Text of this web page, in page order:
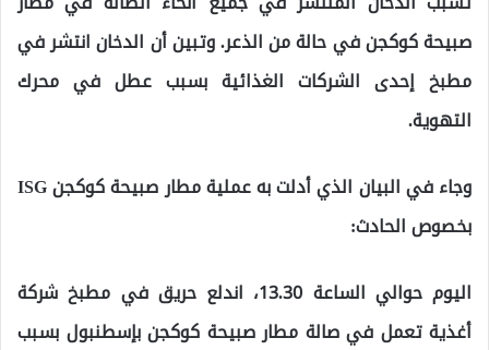
صبيحة كوكجن في حالة من الذعر. وتبين أن الدخان انتشر في
مطبخ إحدى الشركات الغذائية بسبب عطل في محرك
التهوية.
وجاء في البيان الذي أدلت به عملية مطار صبيحة كوكجن ISG
بخصوص الحادث:
اليوم حوالي الساعة 13.30، اندلع حريق في مطبخ شركة
أغذية تعمل في صالة مطار صبيحة كوكجن بإسطنبول بسبب